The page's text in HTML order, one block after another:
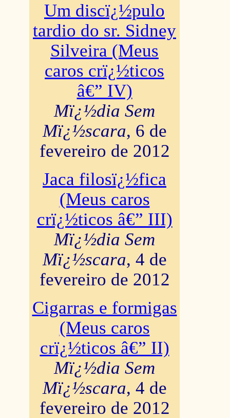
Um discï¿½pulo
tardio do sr. Sidney
Silveira (Meus
caros crï¿½ticos
â€” IV)
Mï¿½dia Sem
Mï¿½scara, 6 de
fevereiro de 2012
Jaca filosï¿½fica
(Meus caros
crï¿½ticos â€” III)
Mï¿½dia Sem
Mï¿½scara, 4 de
fevereiro de 2012
Cigarras e formigas
(Meus caros
crï¿½ticos â€” II)
Mï¿½dia Sem
Mï¿½scara, 4 de
fevereiro de 2012